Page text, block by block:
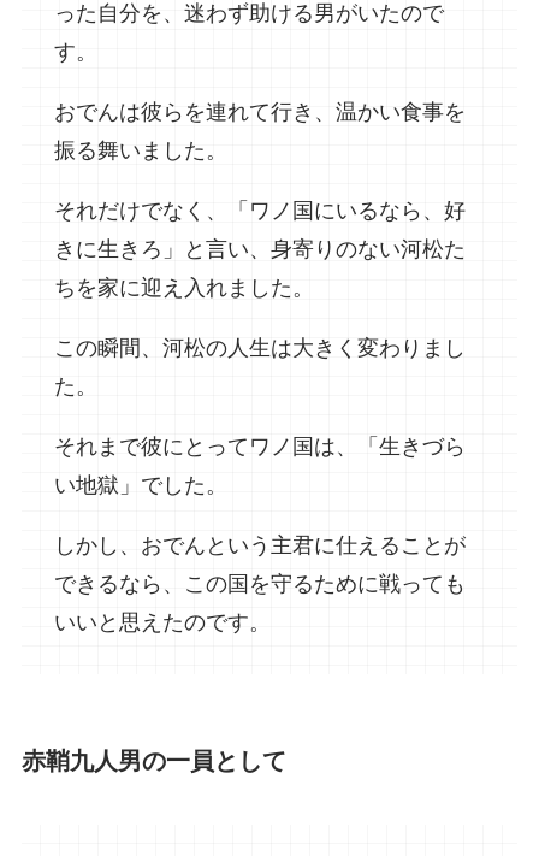
った自分を、迷わず助ける男がいたので
す。
おでんは彼らを連れて行き、温かい食事を
振る舞いました。
それだけでなく、「ワノ国にいるなら、好
きに生きろ」と言い、身寄りのない河松た
ちを家に迎え入れました。
この瞬間、河松の人生は大きく変わりまし
た。
それまで彼にとってワノ国は、「生きづら
い地獄」でした。
しかし、おでんという主君に仕えることが
できるなら、この国を守るために戦っても
いいと思えたのです。
赤鞘九人男の一員として